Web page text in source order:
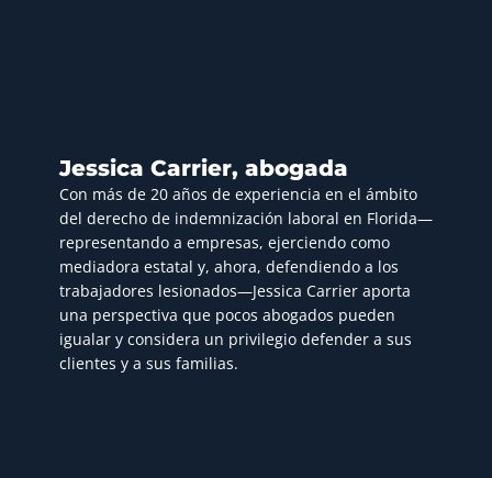
Jessica Carrier, abogada
Con más de 20 años de experiencia en el ámbito
del derecho de indemnización laboral en Florida—
representando a empresas, ejerciendo como
mediadora estatal y, ahora, defendiendo a los
trabajadores lesionados—Jessica Carrier aporta
una perspectiva que pocos abogados pueden
igualar y considera un privilegio defender a sus
clientes y a sus familias.